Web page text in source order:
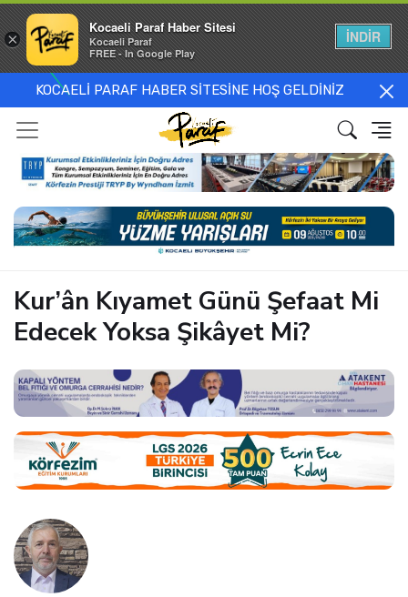
KOCAELİ PARAF HABER SİTESİNE HOŞ GELDİNİZ
Kur’ân Kıyamet Günü Şefaat Mi
Edecek Yoksa Şikâyet Mi?
×
Kocaeli Paraf Haber Sitesi
Kocaeli Paraf
FREE - In Google Play
İNDİR